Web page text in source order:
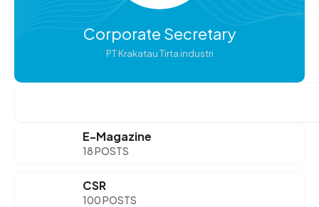
Corporate Secretary
PT Krakatau Tirta industri
E-Magazine
18 POSTS
CSR
100 POSTS